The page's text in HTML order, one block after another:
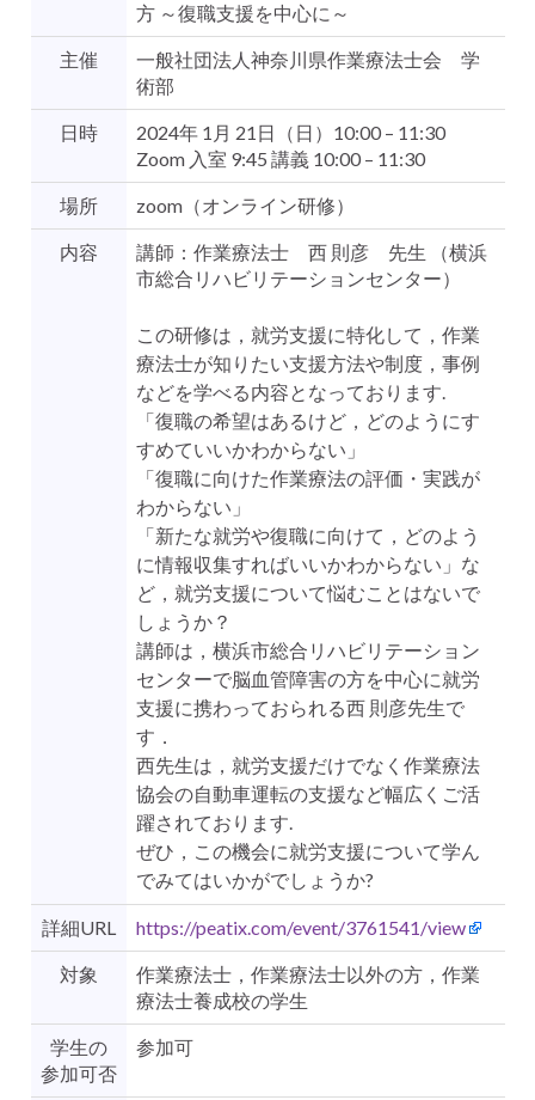
方 ～復職支援を中心に～
主催
一般社団法人神奈川県作業療法士会 学
術部
日時
2024年 1月 21日（日）10:00 – 11:30
Zoom 入室 9:45 講義 10:00 – 11:30
場所 zoom（オンライン研修）
内容
講師：作業療法士 西 則彦 先生 （横浜
市総合リハビリテーションセンター）
この研修は，就労支援に特化して，作業
療法士が知りたい支援方法や制度，事例
などを学べる内容となっております.
「復職の希望はあるけど，どのようにす
すめていいかわからない」
「復職に向けた作業療法の評価・実践が
わからない」
「新たな就労や復職に向けて，どのよう
に情報収集すればいいかわからない」な
ど，就労支援について悩むことはないで
しょうか？
講師は，横浜市総合リハビリテーション
センターで脳血管障害の方を中心に就労
支援に携わっておられる西 則彦先生で
す．
西先生は，就労支援だけでなく作業療法
協会の自動車運転の支援など幅広くご活
躍されております.
ぜひ，この機会に就労支援について学ん
でみてはいかがでしょうか?
詳細URL https://peatix.com/event/3761541/view
対象
作業療法士，作業療法士以外の方，作業
療法士養成校の学生
学生の
参加可否
参加可